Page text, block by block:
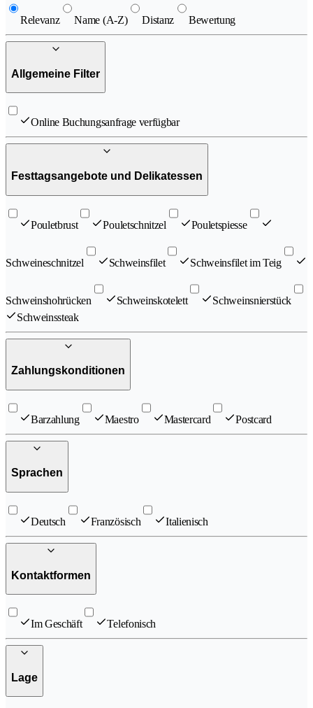
Relevanz Name (A-Z) Distanz Bewertung
Allgemeine Filter
Online Buchungsanfrage verfügbar
Festtagsangebote und Delikatessen
Pouletbrust Pouletschnitzel Pouletspiesse
Schweineschnitzel Schweinsfilet Schweinsfilet im Teig
Schweinshohrücken Schweinskotelett
Schweinsnierstück
Schweinssteak
Zahlungskonditionen
Barzahlung Maestro Mastercard Postcard
Sprachen
Deutsch Französisch Italienisch
Kontaktformen
Im Geschäft Telefonisch
Lage